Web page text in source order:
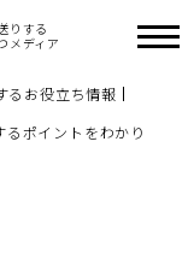
りする
メディア
るお役立ち情報
ポイントをわかり